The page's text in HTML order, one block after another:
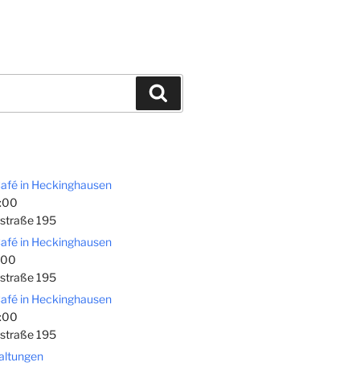
in Heckinghausen
195
in Heckinghausen
195
in Heckinghausen
195